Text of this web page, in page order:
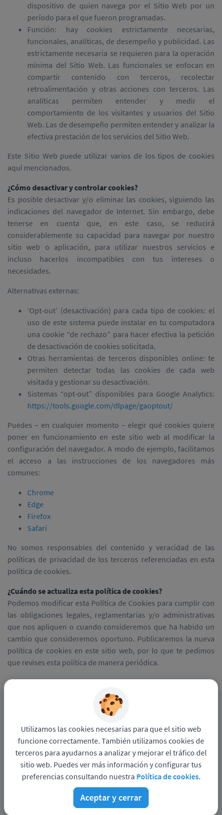
dispositivo de quien navega por el Sitio Web por un
período para el que fueron programadas.
Función: hay cookies estrictamente necesarias,
funcionales, analíticas, de desempeño y publicidad. Las
estrictamente necesaria se requieren para la operación
mínima del Sitio Web. Las funcionales se enfocan en
compartir contenido con terceros, recolectar
retroalimentación y otras acciones con terceros. Las
analíticas permiten entender y medir el
comportamiento de los visitantes y usuarios del Sitio
Web. Las de desempeño permiten entender y analizar la
efectiva prestación de los servicios del Sitio Web.
Este Sitio Web puede utilizar varios de los tipos de cookies
aquí mencionados.
¿Cómo desactivar y controlar cookies?
Es posible desactivar y/o eliminar las cookies, siguiendo las
indicaciones del navegador de Internet. Sin embargo, debe
tenerse en cuenta que, en este caso, se reducirá
considerablemente su capacidad para navegar por nuestro
sitio web o aplicación, para utilizar nuestros servicios e
incluso hacerlos incompatibles con tus intereses o
necesidades.
Alternativas externas:
‘Opt-out’ (desactivación) para cada tipo de cookies: el
uso de este sistema puede instalar en tu computadora
una cookie “de rechazo” para hacer efectiva la petición
de desactivación de cookies solicitada.
Otras herramientas de terceros disponibles online: te
permiten detectar todas las cookies de cada web
visitada y gestionar su desactivación.
Sistemas “opt-out” disponibles para Google Analytics:
https://tools.google.com/dlpage/gaoptout/
Puedes – en cualquier momento – elegir qué cookies quiere
poner en funcionamiento en este sitio web al modificar la
configuración del navegador. A modo de ejemplo, facilitamos
el acceso a las instrucciones de los navegadores más
comunes:
Chrome
Edge
Firefox
Safari
No somos responsables del contenido y veracidad de las
políticas de privacidad de los terceros referenciadas en esta
política de cookies.
¿Cuándo se actualiza esta política de cookies?
Podemos modificar esta Política de Cookies para cumplir con
las obligaciones legales, reglamentarias y/o administrativas
que nos apliquen o cuando consideremos que ha habido un
cambio que consideremos oportuno. Publicaremos la nueva
política de cookies en este sitio web, por lo que te pedimos
que revises esta política de manera periódica.
Sitio web dePOLITECNICO INTERNACIONAL INSTITUCION DE
EDUCACION SUPERIOR
Funciona con
© Pandapé, Ltda. Todos los derechos reservados.
Utilizamos las cookies necesarias para que el sitio web
funcione correctamente. También utilizamos cookies de
terceros para ayudarnos a analizar y mejorar el tráfico del
sitio web. Puedes ver más información y configurar tus
preferencias consultando nuestra Política de cookies.
Aceptar y cerrar